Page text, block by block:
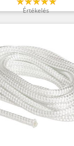
Értékelés